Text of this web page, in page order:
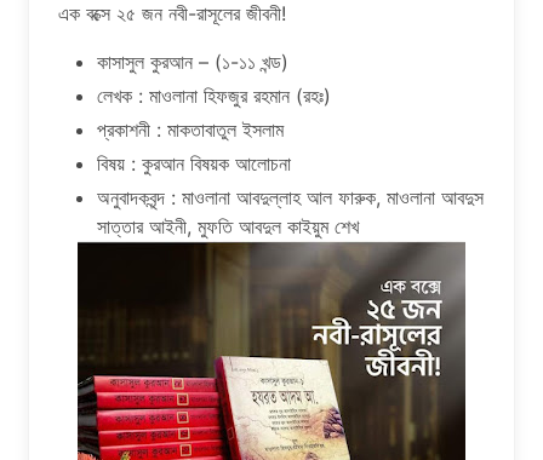
এক বক্সে ২৫ জন নবী-রাসূলের জীবনী!
কাসাসুল কুরআন – (১-১১ খন্ড)
লেখক : মাওলানা হিফজুর রহমান (রহঃ)
প্রকাশনী : মাকতাবাতুল ইসলাম
বিষয় : কুরআন বিষয়ক আলোচনা
অনুবাদকবৃন্দ : মাওলানা আবদুল্লাহ আল ফারুক, মাওলানা আবদুস
সাত্তার আইনী, মুফতি আবদুল কাইয়ুম শেখ